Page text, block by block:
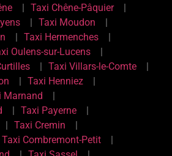
Taxi Chêne-Pâquier
Taxi Moudon
Taxi Hermenches
Oulens-sur-Lucens
Taxi Villars-le-Comte
Taxi Henniez
Marnand
Taxi Payerne
Taxi Cremin
Taxi Combremont-Petit